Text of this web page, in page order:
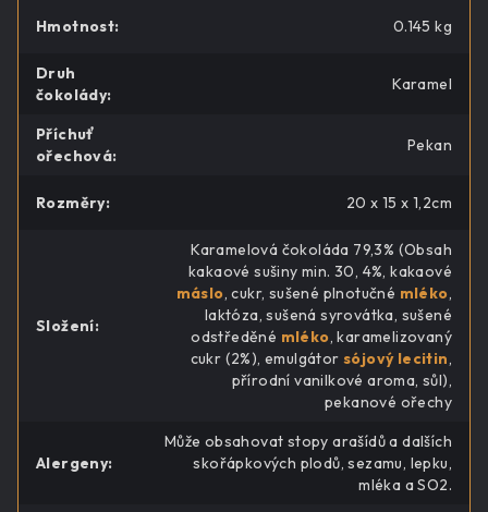
Hmotnost: 0.145 kg
Druh
čokolády:
Karamel
Příchuť
ořechová:
Pekan
Rozměry: 20 x 15 x 1,2cm
Složení:
Karamelová čokoláda 79,3% (Obsah
kakaové sušiny min. 30, 4%, kakaové
máslo, cukr, sušené plnotučné mléko,
laktóza, sušená syrovátka, sušené
odstředěné mléko, karamelizovaný
cukr (2%), emulgátor sójový lecitin,
přírodní vanilkové aroma, sůl),
pekanové ořechy
Alergeny:
Může obsahovat stopy arašídů a dalších
skořápkových plodů, sezamu, lepku,
mléka a SO2.